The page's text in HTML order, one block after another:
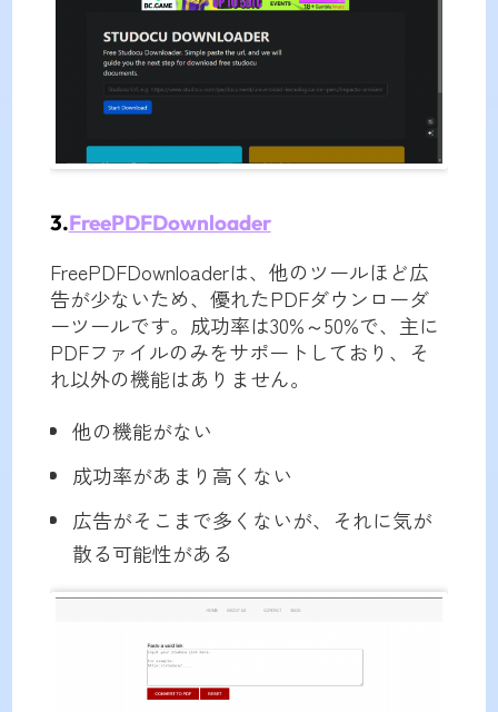
3.FreePDFDownloader
FreePDFDownloaderは、他のツールほど広
告が少ないため、優れたPDFダウンローダ
ーツールです。成功率は30%～50%で、主に
PDFファイルのみをサポートしており、そ
れ以外の機能はありません。
他の機能がない
成功率があまり高くない
広告がそこまで多くないが、それに気が
散る可能性がある